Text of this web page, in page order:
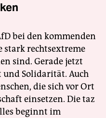
bei den kommenden
stark rechtsextreme
sind. Gerade jetzt
und Solidarität. Auch
die sich vor Ort
einsetzen. Die taz
beginnt im